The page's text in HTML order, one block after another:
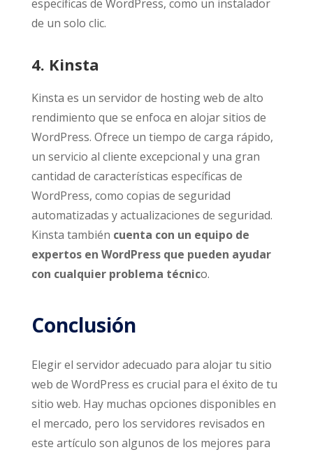
específicas de WordPress, como un instalador
de un solo clic.
4. Kinsta
Kinsta es un servidor de hosting web de alto
rendimiento que se enfoca en alojar sitios de
WordPress. Ofrece un tiempo de carga rápido,
un servicio al cliente excepcional y una gran
cantidad de características específicas de
WordPress, como copias de seguridad
automatizadas y actualizaciones de seguridad.
Kinsta también cuenta con un equipo de
expertos en WordPress que pueden ayudar
con cualquier problema técnico.
Conclusión
Elegir el servidor adecuado para alojar tu sitio
web de WordPress es crucial para el éxito de tu
sitio web. Hay muchas opciones disponibles en
el mercado, pero los servidores revisados en
este artículo son algunos de los mejores para